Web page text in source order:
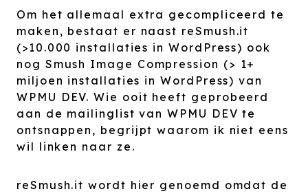
Om het allemaal extra gecompliceerd te
maken, bestaat er naast reSmush.it
(>10.000 installaties in WordPress) ook
nog Smush Image Compression (> 1+
miljoen installaties in WordPress) van
WPMU DEV. Wie ooit heeft geprobeerd
aan de mailinglist van WPMU DEV te
ontsnappen, begrijpt waarom ik niet eens
wil linken naar ze.
reSmush.it wordt hier genoemd omdat de